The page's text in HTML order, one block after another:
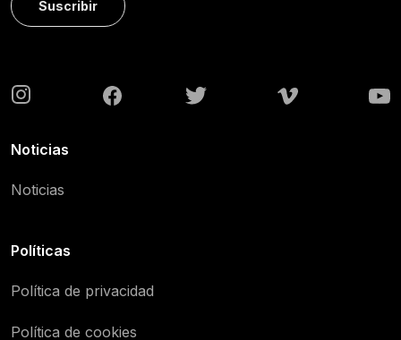
Suscribir
Noticias
Noticias
Políticas
Política de privacidad
Política de cookies